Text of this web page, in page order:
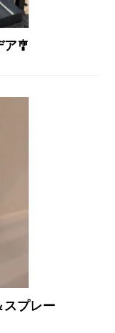
🎐
スプレー